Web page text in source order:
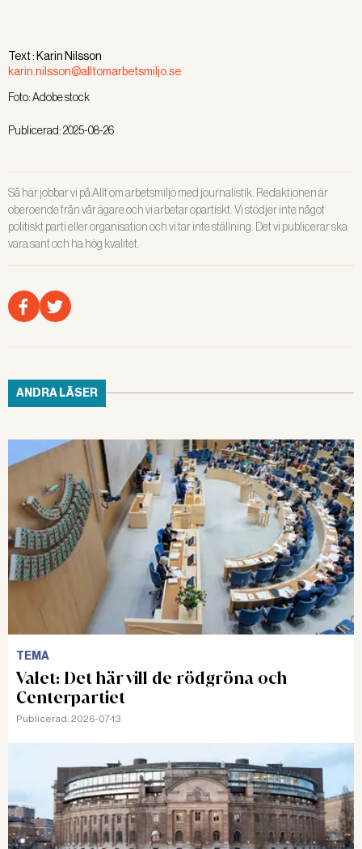
otrevlig ai-boten kunde vara krävde
dock nya instruktioner.
Text : Karin Nilsson
karin.nilsson@alltomarbetsmiljo.se
Foto:Adobe stock
Publicerad:2025-08-26
Så här jobbar vi på Allt om arbetsmiljö med journalistik. Redaktionen är
oberoende från vår ägare och vi arbetar opartiskt. Vi stödjer inte något
politiskt parti eller organisation och vi tar inte ställning. Det vi publicerar ska
vara sant och ha hög kvalitet.
ANDRA LÄSER
TEMA
Valet: Det här vill de rödgröna och
Centerpartiet
Publicerad: 2026-07-13